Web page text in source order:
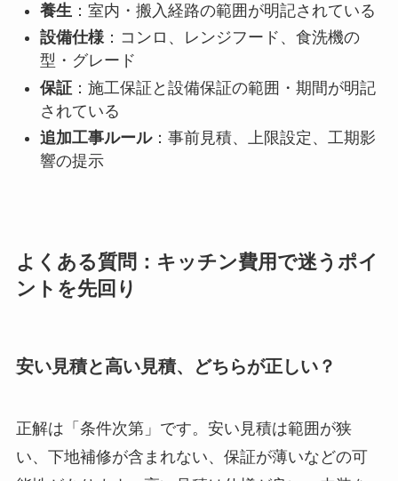
養生 ：室内・搬入経路の範囲が明記されている
設備仕様：コンロ、レンジフード、食洗機の
型・グレード
保証：施工保証と設備保証の範囲・期間が明記
されている
追加工事ルール：事前見積、上限設定、工期影
響の提示
よくある質問：キッチン費用で迷うポイ
ントを先回り
安い見積と高い見積、どちらが正しい？
正解は「条件次第」です。安い見積は範囲が狭
い、下地補修が含まれない、保証が薄いなどの可